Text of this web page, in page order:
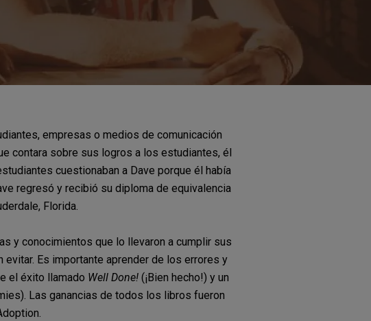
empresas o medios de comunicación
contara sobre sus logros a los estudiantes, él
cuestionaban a Dave porque él había
regresó y recibió su diploma de equivalencia
Florida.
y conocimientos que lo llevaron a cumplir sus
evitar. Es importante aprender de los errores y
el éxito llamado Well Done!(¡Bien hecho!) y un
Las ganancias de todos los libros fueron